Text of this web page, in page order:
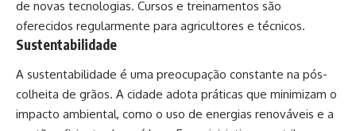
de novas tecnologias. Cursos e treinamentos são
oferecidos regularmente para agricultores e técnicos.
Sustentabilidade
A sustentabilidade é uma preocupação constante na pós-
colheita de grãos. A cidade adota práticas que minimizam o
impacto ambiental, como o uso de energias renováveis e a